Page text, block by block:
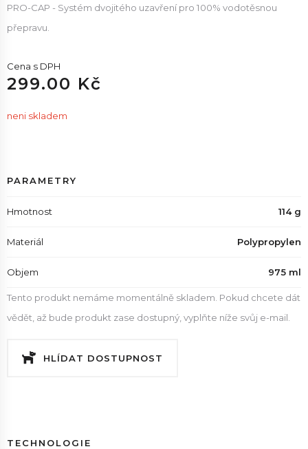
PRO-CAP - Systém dvojitého uzavření pro 100% vodotěsnou
přepravu.
Cena s DPH
299.00 Kč
neni skladem
PARAMETRY
Hmotnost 114 g
Materiál Polypropylen
Objem 975 ml
Tento produkt nemáme momentálně skladem. Pokud chcete dát
vědět, až bude produkt zase dostupný, vyplňte níže svůj e-mail.
HLÍDAT DOSTUPNOST
TECHNOLOGIE